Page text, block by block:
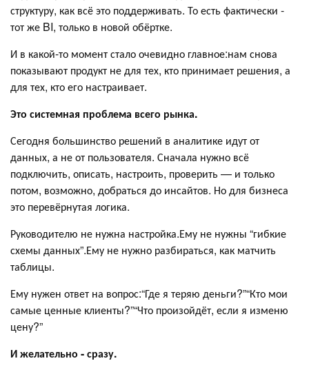
структуру, как всё это поддерживать. То есть фактически -
тот же BI, только в новой обёртке.
И в какой-то момент стало очевидно главное:нам снова
показывают продукт не для тех, кто принимает решения, а
для тех, кто его настраивает.
Это системная проблема всего рынка.
Сегодня большинство решений в аналитике идут от
данных, а не от пользователя. Сначала нужно всё
подключить, описать, настроить, проверить — и только
потом, возможно, добраться до инсайтов. Но для бизнеса
это перевёрнутая логика.
Руководителю не нужна настройка.Ему не нужны “гибкие
схемы данных”.Ему не нужно разбираться, как матчить
таблицы.
Ему нужен ответ на вопрос:“Где я теряю деньги?”“Кто мои
самые ценные клиенты?”“Что произойдёт, если я изменю
цену?”
И желательно - сразу.